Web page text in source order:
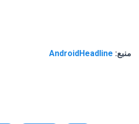
منبع: AndroidHeadline